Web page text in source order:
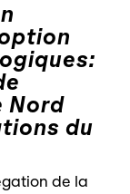
Nord
du
de la